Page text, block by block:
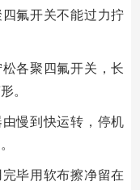
氟开关不能过力拧
各聚四氟开关，长
。
慢到快运转，停机
毕用软布擦净留在